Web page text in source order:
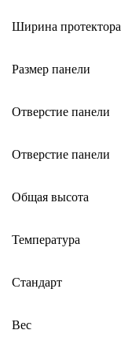
Ширина протектора
Размер панели
Отверстие панели
Отверстие панели
Общая высота
Температура
Стандарт
Вес